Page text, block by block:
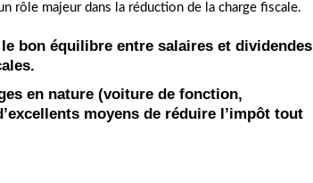
rôle majeur dans la réduction de la charge fiscale.
bon équilibre entre salaires et dividendes
en nature (voiture de fonction,
moyens de réduire l’impôt tout